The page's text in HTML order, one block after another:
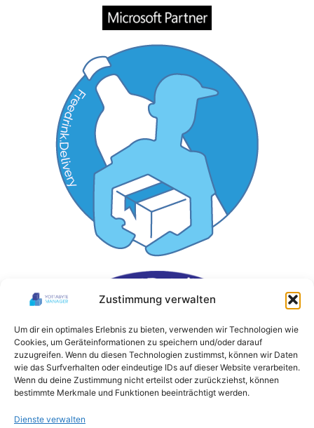
Zustimmung verwalten
Um dir ein optimales Erlebnis zu bieten, verwenden wir Technologien wie
Cookies, um Geräteinformationen zu speichern und/oder darauf
zuzugreifen. Wenn du diesen Technologien zustimmst, können wir Daten
wie das Surfverhalten oder eindeutige IDs auf dieser Website verarbeiten.
Wenn du deine Zustimmung nicht erteilst oder zurückziehst, können
bestimmte Merkmale und Funktionen beeinträchtigt werden.
Dienste verwalten